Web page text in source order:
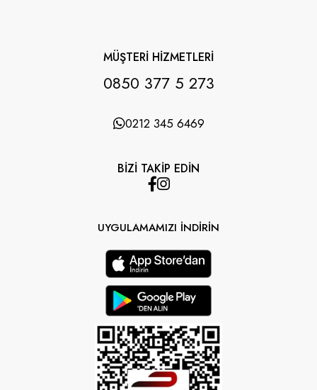
MÜŞTERİ HİZMETLERİ
0850 377 5 273
0212 345 6469
BİZİ TAKİP EDİN
UYGULAMAMIZI İNDİRİN